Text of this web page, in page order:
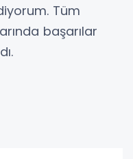
Tüm
başarılar